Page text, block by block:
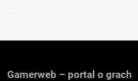
Gamerweb – portal o grach